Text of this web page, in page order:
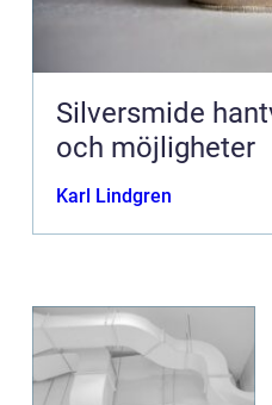
Silversmide hantverk, material
och möjligheter
Karl Lindgren